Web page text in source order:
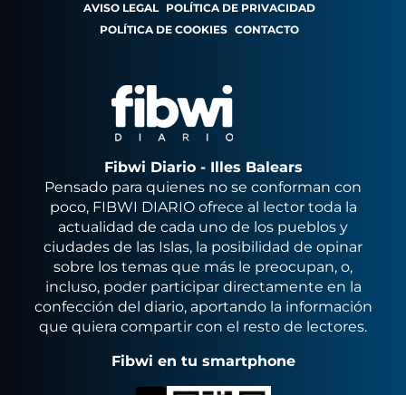
AVISO LEGAL POLÍTICA DE PRIVACIDAD
POLÍTICA DE COOKIES CONTACTO
Fibwi Diario - Illes Balears
Pensado para quienes no se conforman con
poco, FIBWI DIARIO ofrece al lector toda la
actualidad de cada uno de los pueblos y
ciudades de las Islas, la posibilidad de opinar
sobre los temas que más le preocupan, o,
incluso, poder participar directamente en la
confección del diario, aportando la información
que quiera compartir con el resto de lectores.
Fibwi en tu smartphone